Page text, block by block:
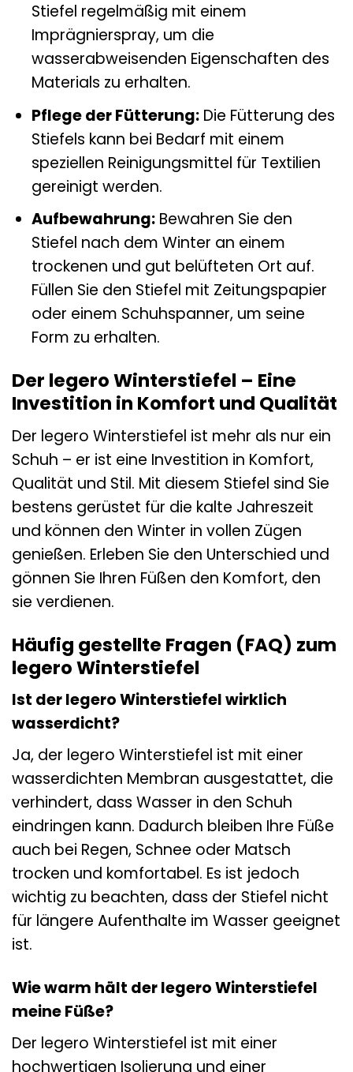
Stiefel regelmäßig mit einem
Imprägnierspray, um die
wasserabweisenden Eigenschaften des
Materials zu erhalten.
Pflege der Fütterung:Die Fütterung des
Stiefels kann bei Bedarf mit einem
speziellen Reinigungsmittel für Textilien
gereinigt werden.
Aufbewahrung:Bewahren Sie den
Stiefel nach dem Winter an einem
trockenen und gut belüfteten Ort auf.
Füllen Sie den Stiefel mit Zeitungspapier
oder einem Schuhspanner, um seine
Form zu erhalten.
Der legero Winterstiefel – Eine
Investition in Komfort und Qualität
Der legero Winterstiefel ist mehr als nur ein
Schuh – er ist eine Investition in Komfort,
Qualität und Stil. Mit diesem Stiefel sind Sie
bestens gerüstet für die kalte Jahreszeit
und können den Winter in vollen Zügen
genießen. Erleben Sie den Unterschied und
gönnen Sie Ihren Füßen den Komfort, den
sie verdienen.
Häufig gestellte Fragen (FAQ) zum
legero Winterstiefel
Ist der legero Winterstiefel wirklich
wasserdicht?
Ja, der legero Winterstiefel ist mit einer
wasserdichten Membran ausgestattet, die
verhindert, dass Wasser in den Schuh
eindringen kann. Dadurch bleiben Ihre Füße
auch bei Regen, Schnee oder Matsch
trocken und komfortabel. Es ist jedoch
wichtig zu beachten, dass der Stiefel nicht
für längere Aufenthalte im Wasser geeignet
ist.
Wie warm hält der legero Winterstiefel
meine Füße?
Der legero Winterstiefel ist mit einer
hochwertigen Isolierung und einer